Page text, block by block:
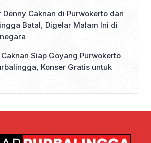
Denny Caknan di Purwokerto dan
Batal, Digelar Malam Ini di
Caknan Siap Goyang Purwokerto
Konser Gratis untuk